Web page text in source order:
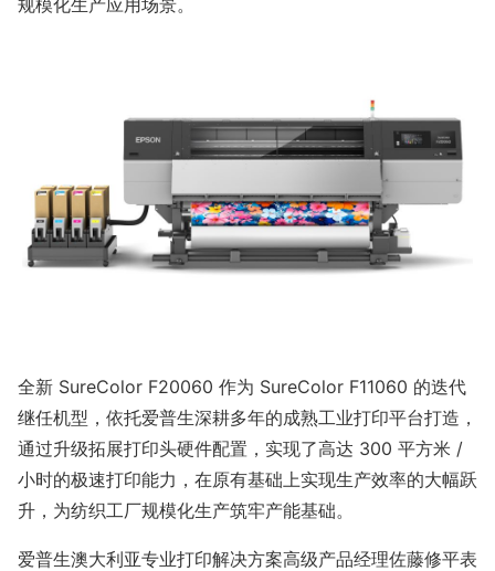
规模化生产应用场景。
全新 SureColor F20060 作为 SureColor F11060 的迭代
继任机型，依托爱普生深耕多年的成熟工业打印平台打造，
通过升级拓展打印头硬件配置，实现了高达 300 平方米 /
小时的极速打印能力，在原有基础上实现生产效率的大幅跃
升，为纺织工厂规模化生产筑牢产能基础。
爱普生澳大利亚专业打印解决方案高级产品经理佐藤修平表